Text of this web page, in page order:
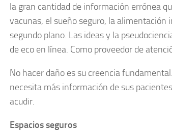
la gran cantidad de información errónea
vacunas, el sueño seguro, la alimentación
segundo plano. Las ideas y la
de eco en línea. Como proveedor de
No hacer daño es su creencia
necesita más información de sus
acudir.
Espacios seguros